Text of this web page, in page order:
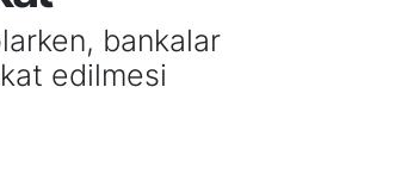
bankalar
edilmesi